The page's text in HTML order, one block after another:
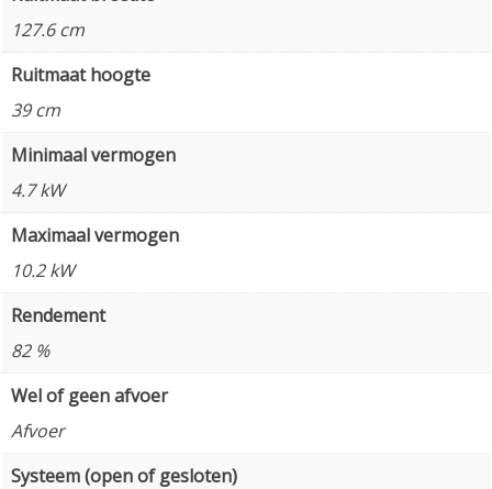
127.6 cm
Ruitmaat hoogte
39 cm
Minimaal vermogen
4.7 kW
Maximaal vermogen
10.2 kW
Rendement
82 %
Wel of geen afvoer
Afvoer
Systeem (open of gesloten)